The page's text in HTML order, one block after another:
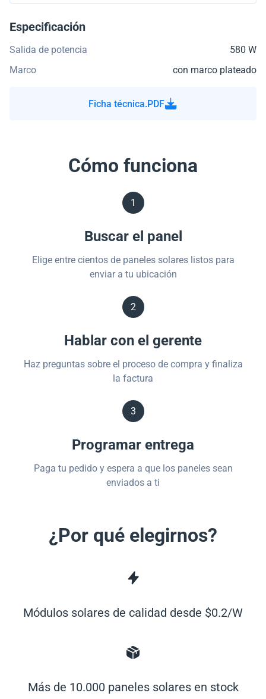
Especificación
Salida de potencia
580 W
Marco
con marco plateado
Ficha técnica.PDF
Cómo funciona
1
Buscar el panel
Elige entre cientos de paneles solares listos para
enviar a tu ubicación
2
Hablar con el gerente
Haz preguntas sobre el proceso de compra y finaliza
la factura
3
Programar entrega
Paga tu pedido y espera a que los paneles sean
enviados a ti
¿Por qué elegirnos?
Módulos solares de calidad desde $0.2/W
Más de 10.000 paneles solares en stock